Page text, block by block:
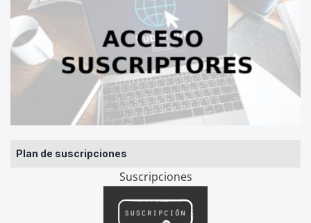
Plan de suscripciones
Suscripciones